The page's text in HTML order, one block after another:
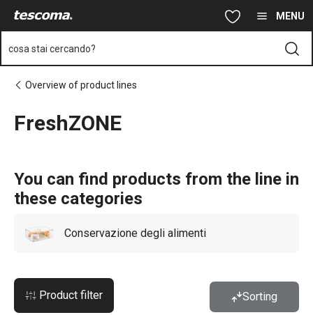
Vai al contenuto principale MENU
cosa stai cercando?
Overview of product lines
FreshZONE
You can find products from the line in
these categories
Conservazione degli alimenti
Product filter Sorting